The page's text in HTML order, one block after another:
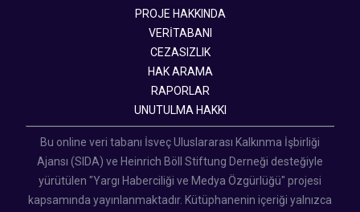
PROJE HAKKINDA
VERİTABANI
CEZASIZLIK
HAK ARAMA
RAPORLAR
UNUTULMA HAKKI
Bu online veri tabanı İsveç Uluslararası Kalkınma İşbirliği
Ajansı (SIDA) ve Heinrich Böll Stiftung Derneği desteğiyle
yürütülen "Yargı Haberciliği ve Medya Özgürlüğü" projesi
kapsamında yayınlanmaktadır. Kütüphanenin içeriği yalnızca